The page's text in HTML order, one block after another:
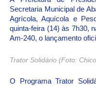
Secretaria Municipal de
Agrícola, Aquícola e
quinta-feira (14) às 7h30,
Am-240, o lançamento
Trator Solidário (Foto:
O Programa Trator